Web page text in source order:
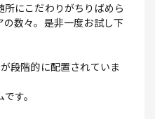
にこだわりがちりばめら
数々。是非一度お試し下
段階的に配置されていま
す。